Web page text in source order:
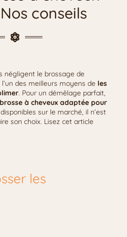
conseils
négligent le brossage de
l’un des meilleurs moyens de les
. Pour un démêlage parfait,
à cheveux adaptée pour
sur le marché, il n’est
son choix. Lisez cet article
les